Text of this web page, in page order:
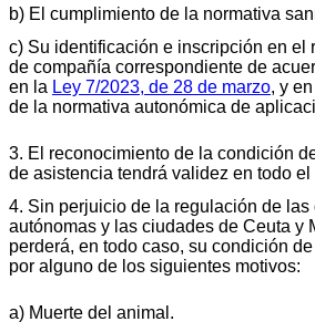
b) El cumplimiento de la normativa
c) Su identificación e inscripción en el
de compañía correspondiente de
en la Ley 7/2023, de 28 de marzo, y
de la normativa autonómica de
3. El reconocimiento de la condición
de asistencia tendrá validez en todo
4. Sin perjuicio de la regulación de las
autónomas y las ciudades de Ceuta y
perderá, en todo caso, su condición
por alguno de los siguientes motivos:
a) Muerte del animal.